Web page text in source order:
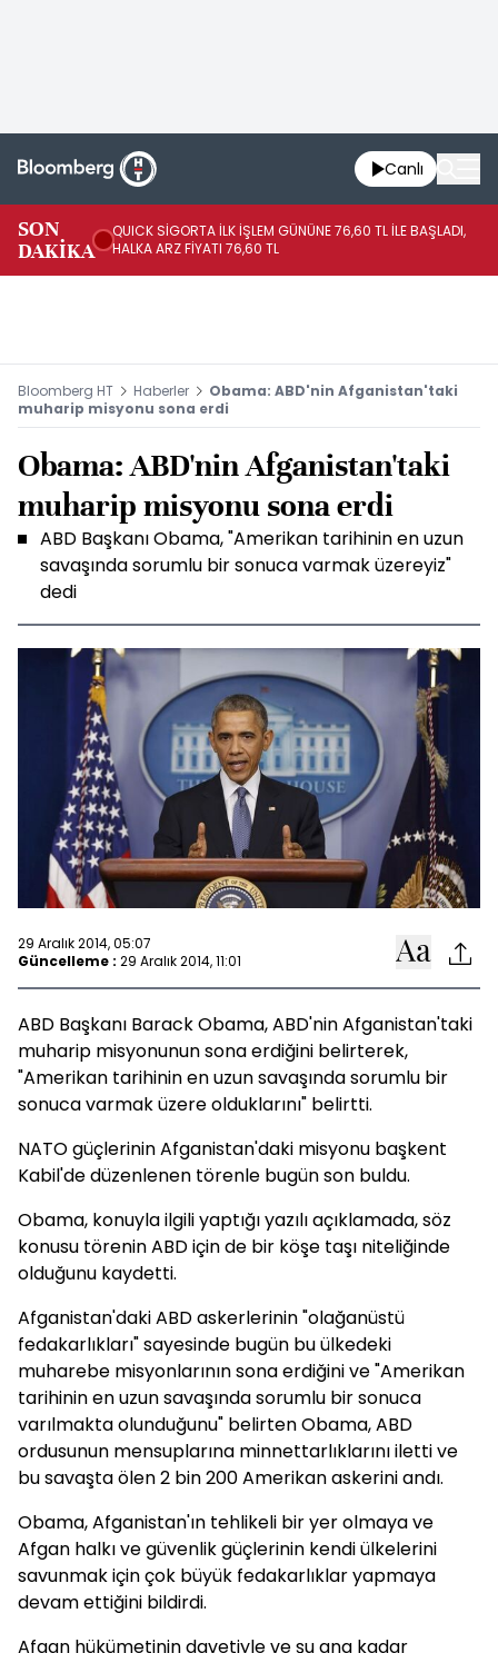
Canlı
SON
DAKİKA
QUICK SİGORTA İLK İŞLEM GÜNÜNE 76,60 TL İLE BAŞLADI,
HALKA ARZ FİYATI 76,60 TL
Bloomberg HT Haberler
Obama: ABD'nin Afganistan'taki
muharip misyonu sona erdi
Obama: ABD'nin Afganistan'taki
muharip misyonu sona erdi
ABD Başkanı Obama, "Amerikan tarihinin en uzun
savaşında sorumlu bir sonuca varmak üzereyiz"
dedi
29 Aralık 2014, 05:07
Güncelleme : 29 Aralık 2014, 11:01
ABD Başkanı Barack Obama, ABD'nin Afganistan'taki
muharip misyonunun sona erdiğini belirterek,
"Amerikan tarihinin en uzun savaşında sorumlu bir
sonuca varmak üzere olduklarını" belirtti.
NATO güçlerinin Afganistan'daki misyonu başkent
Kabil'de düzenlenen törenle bugün son buldu.
Obama, konuyla ilgili yaptığı yazılı açıklamada, söz
konusu törenin ABD için de bir köşe taşı niteliğinde
olduğunu kaydetti.
Afganistan'daki ABD askerlerinin "olağanüstü
fedakarlıkları" sayesinde bugün bu ülkedeki
muharebe misyonlarının sona erdiğini ve "Amerikan
tarihinin en uzun savaşında sorumlu bir sonuca
varılmakta olunduğunu" belirten Obama, ABD
ordusunun mensuplarına minnettarlıklarını iletti ve
bu savaşta ölen 2 bin 200 Amerikan askerini andı.
Obama, Afganistan'ın tehlikeli bir yer olmaya ve
Afgan halkı ve güvenlik güçlerinin kendi ülkelerini
savunmak için çok büyük fedakarlıklar yapmaya
devam ettiğini bildirdi.
Afgan hükümetinin davetiyle ve şu ana kadar